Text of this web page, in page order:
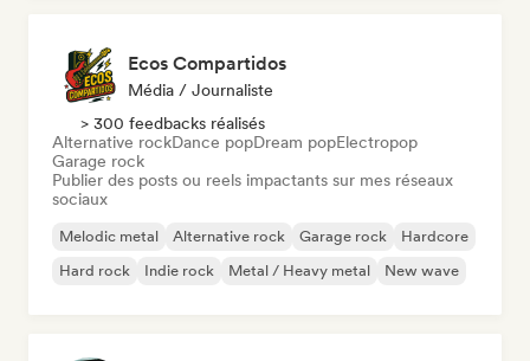
Ecos Compartidos
Média / Journaliste
> 300 feedbacks réalisés
Alternative rockDance popDream popElectropop
Garage rock
Publier des posts ou reels impactants sur mes réseaux
sociaux
Melodic metal Alternative rock Garage rock
Hardcore
Hard rock
Indie rock Metal / Heavy metal New wave